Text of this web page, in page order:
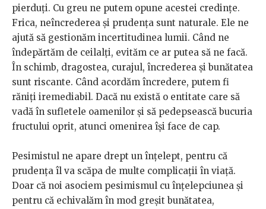
pierduți. Cu greu ne putem opune acestei credințe.
Frica, neîncrederea și prudența sunt naturale. Ele ne
ajută să gestionăm incertitudinea lumii. Când ne
îndepărtăm de ceilalți, evităm ce ar putea să ne facă.
În schimb, dragostea, curajul, încrederea și bunătatea
sunt riscante. Când acordăm încredere, putem fi
răniți iremediabil. Dacă nu există o entitate care să
vadă în sufletele oamenilor și să pedepsească bucuria
fructului oprit, atunci omenirea își face de cap.
Pesimistul ne apare drept un înțelept, pentru că
prudența îl va scăpa de multe complicații în viață.
Doar că noi asociem pesimismul cu înțelepciunea și
pentru că echivalăm în mod greșit bunătatea,